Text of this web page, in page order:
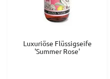
Luxuriöse Flüssigseife
'Summer Rose'